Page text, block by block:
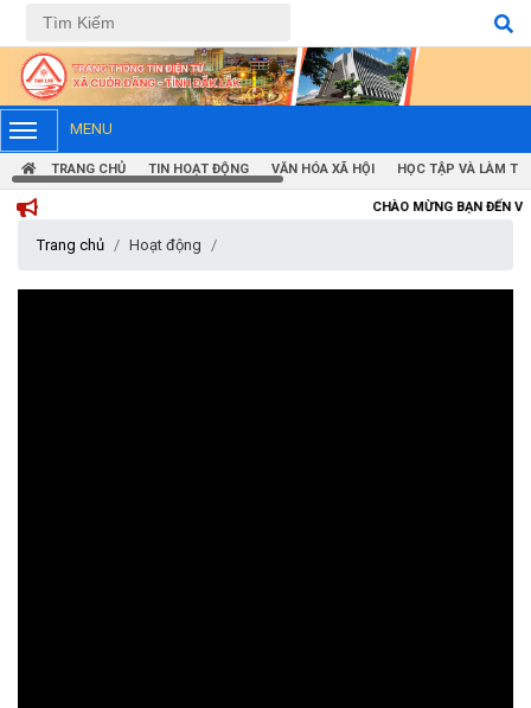
Tiếng Việt Tiếng Anh
MENU
TRANG CHỦ TIN HOẠT ĐỘNG VĂN HÓA XÃ HỘI HỌC TẬP VÀ LÀM
CHÀO MỪNG BẠN ĐẾN VỚI TRANG
Trang chủ Hoạt động